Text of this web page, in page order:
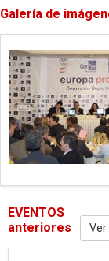
Galería de
EVENTOS
anteriores